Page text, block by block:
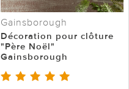
Gainsborough
Décoration pour clôture
"Père Noël"
Gainsborough